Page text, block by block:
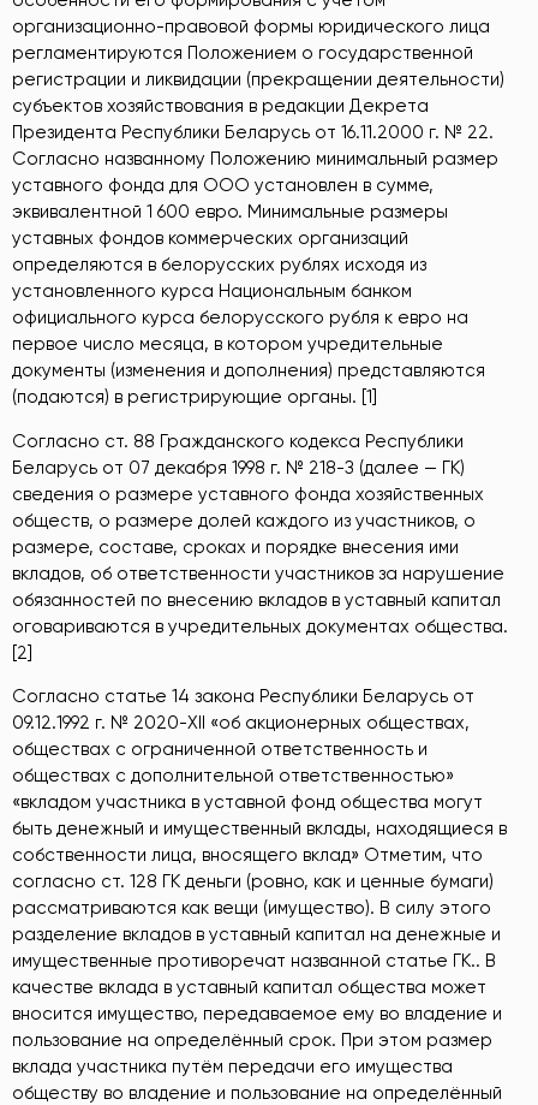
организационно-правовой формы юридического лица
регламентируются Положением о государственной
регистрации и ликвидации (прекращении деятельности)
субъектов хозяйствования в редакции Декрета
Президента Республики Беларусь от 16.11.2000 г. № 22.
Согласно названному Положению минимальный размер
уставного фонда для ООО установлен в сумме,
эквивалентной 1 600 евро. Минимальные размеры
уставных фондов коммерческих организаций
определяются в белорусских рублях исходя из
установленного курса Национальным банком
официального курса белорусского рубля к евро на
первое число месяца, в котором учредительные
документы (изменения и дополнения) представляются
(подаются) в регистрирующие органы. [1]
Согласно ст. 88 Гражданского кодекса Республики
Беларусь от 07 декабря 1998 г. № 218-З (далее — ГК)
сведения о размере уставного фонда хозяйственных
обществ, о размере долей каждого из участников, о
размере, составе, сроках и порядке внесения ими
вкладов, об ответственности участников за нарушение
обязанностей по внесению вкладов в уставный капитал
оговариваются в учредительных документах общества.
[2]
Согласно статье 14 закона Республики Беларусь от
09.12.1992 г. № 2020-ХII «об акционерных обществах,
обществах с ограниченной ответственность и
обществах с дополнительной ответственностью»
«вкладом участника в уставной фонд общества могут
быть денежный и имущественный вклады, находящиеся в
собственности лица, вносящего вклад» Отметим, что
согласно ст. 128 ГК деньги (ровно, как и ценные бумаги)
рассматриваются как вещи (имущество). В силу этого
разделение вкладов в уставный капитал на денежные и
имущественные противоречат названной статье ГК.. В
качестве вклада в уставный капитал общества может
вносится имущество, передаваемое ему во владение и
пользование на определённый срок. При этом размер
вклада участника путём передачи его имущества
обществу во владение и пользование на определённый